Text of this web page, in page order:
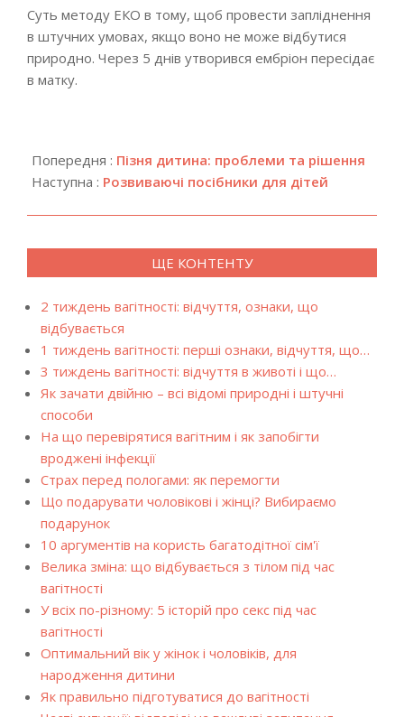
Суть методу ЕКО в тому, щоб провести запліднення
в штучних умовах, якщо воно не може відбутися
природно. Через 5 днів утворився ембріон пересідає
в матку.
12-
20
Попередня : Пізня дитина: проблеми та рішення
Наступна : Розвиваючі посібники для дітей
ЩЕ КОНТЕНТУ
2 тиждень вагітності: відчуття, ознаки, що
відбувається
1 тиждень вагітності: перші ознаки, відчуття, що…
3 тиждень вагітності: відчуття в животі і що…
Як зачати двійню – всі відомі природні і штучні
способи
На що перевірятися вагітним і як запобігти
вроджені інфекції
Страх перед пологами: як перемогти
Що подарувати чоловікові і жінці? Вибираємо
подарунок
10 аргументів на користь багатодітної сім'ї
Велика зміна: що відбувається з тілом під час
вагітності
У всіх по-різному: 5 історій про секс під час
вагітності
Оптимальний вік у жінок і чоловіків, для
народження дитини
Як правильно підготуватися до вагітності